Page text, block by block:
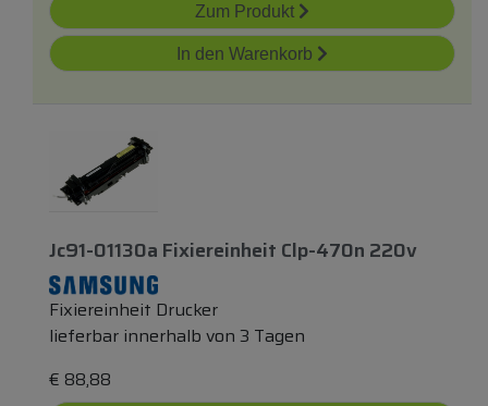
Zum Produkt
In den Warenkorb
Jc91-01130a Fixiereinheit Clp-470n 220v
Fixiereinheit Drucker
lieferbar innerhalb von 3 Tagen
€ 88,88